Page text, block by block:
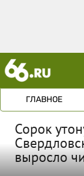
ГЛАВНОЕ
Сорок
выросло